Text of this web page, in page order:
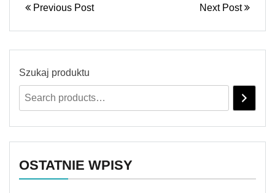
Previous Post Next Post
Szukaj produktu
OSTATNIE WPISY